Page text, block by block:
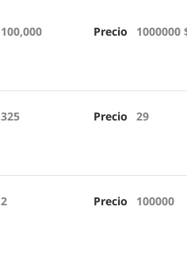
100,000 Precio 1000000
325 Precio 29
2 Precio 100000